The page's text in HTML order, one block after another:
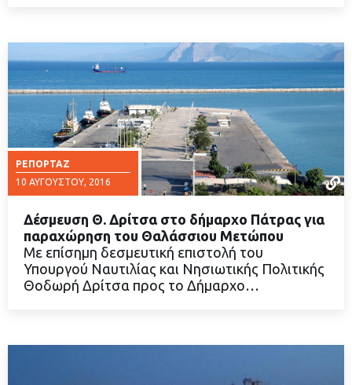
ΡΕΠΟΡΤΆΖ
10 ΑΥΓΟΎΣΤΟΥ, 2016
ΔΙΑΒΑΣΤΕ ΠΕΡΙΣΣΟΤΕΡΑ
Δέσμευση Θ. Δρίτσα στο δήμαρχο Πάτρας για
παραχώρηση του Θαλάσσιου Μετώπου
Με επίσημη δεσμευτική επιστολή του
Υπουργού Ναυτιλίας και Νησιωτικής Πολιτικής
Θοδωρή Δρίτσα προς το Δήμαρχο…